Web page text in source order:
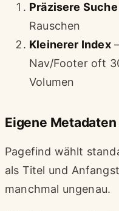
Präzisere Suche
Rauschen
Kleinerer Index
Nav/Footer oft
Volumen
Eigene
Pagefind wählt
als Titel und
manchmal ungenau.